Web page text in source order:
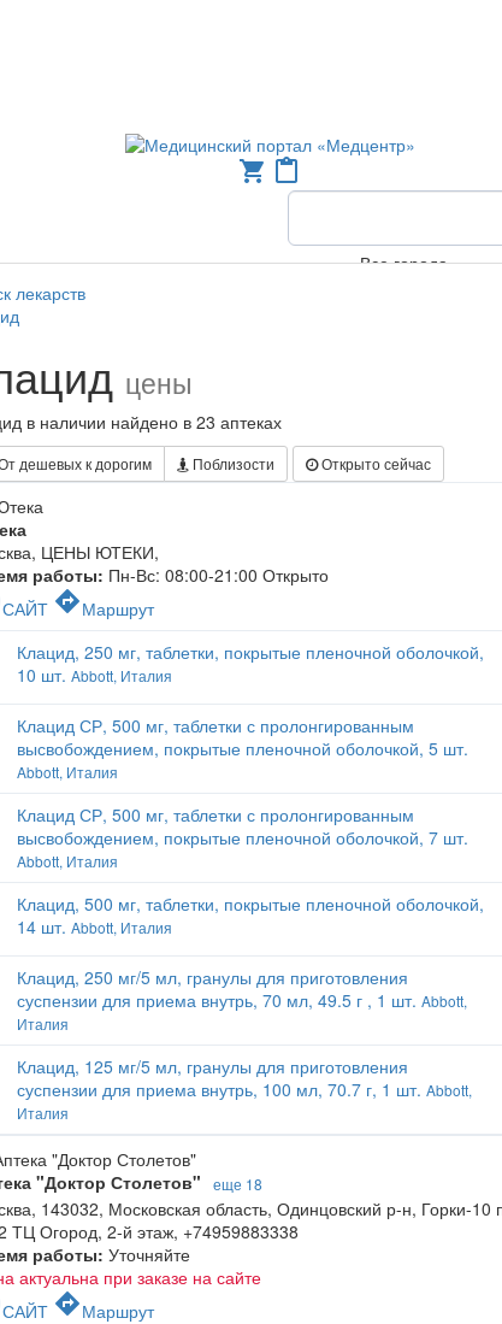
shopping_cart content_paste
Все города
лекарств
цены
в наличии найдено в 23 аптеках
дешевых к дорогим Поблизости Открыто сейчас
ЦЕНЫ ЮТЕКИ,
работы: Пн-Вс: 08:00-21:00 Открыто
САЙТ directionsМаршрут
Клацид, 250 мг, таблетки, покрытые пленочной оболочкой,
10 шт. Abbott, Италия
Клацид СР, 500 мг, таблетки с пролонгированным
высвобождением, покрытые пленочной оболочкой, 5 шт.
Abbott, Италия
Клацид СР, 500 мг, таблетки с пролонгированным
высвобождением, покрытые пленочной оболочкой, 7 шт.
Abbott, Италия
Клацид, 500 мг, таблетки, покрытые пленочной оболочкой,
14 шт. Abbott, Италия
Клацид, 250 мг/5 мл, гранулы для приготовления
суспензии для приема внутрь, 70 мл, 49.5 г , 1 шт. Abbott,
Италия
Клацид, 125 мг/5 мл, гранулы для приготовления
суспензии для приема внутрь, 100 мл, 70.7 г, 1 шт. Abbott,
Италия
"Доктор Столетов" еще 18
143032, Московская область, Одинцовский р-н, Горки-10
ТЦ Огород, 2-й этаж, +74959883338
работы: Уточняйте
актуальна при заказе на сайте
САЙТ directionsМаршрут